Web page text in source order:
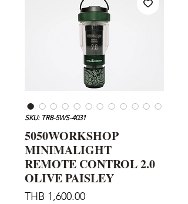
SKU: TR8-5WS-4031
5050WORKSHOP
MINIMALIGHT
REMOTE CONTROL 2.0
OLIVE PAISLEY
THB 1,600.00Price